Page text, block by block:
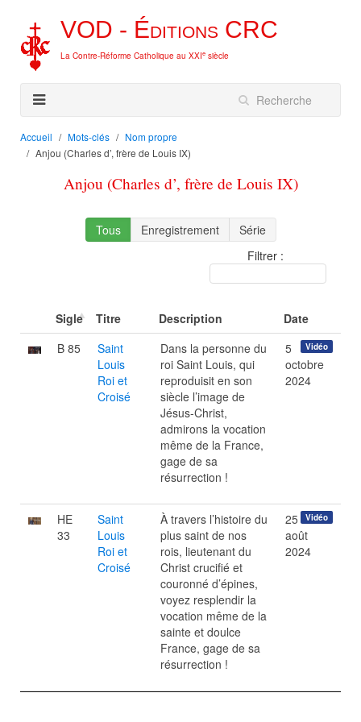
VOD - Éditions CRC
La Contre-Réforme Catholique au XXIe siècle
Accueil Mots-clés
Nom propre
Anjou (Charles d’, frère de Louis IX)
Anjou (Charles d’, frère de Louis IX)
Tous Enregistrement
Série
Filtrer :
Sigle Titre Description
Date
B 85
Saint
Louis
Roi et
Croisé
Dans la personne du
roi Saint Louis, qui
reproduisit en son
siècle l’image de
Jésus-Christ,
admirons la vocation
même de la France,
gage de sa
résurrection !
Vidéo
5
octobre
2024
HE
33
Saint
Louis
Roi et
Croisé
À travers l’histoire du
plus saint de nos
rois, lieutenant du
Christ crucifié et
couronné d’épines,
voyez resplendir la
vocation même de la
sainte et doulce
France, gage de sa
résurrection !
Vidéo
25
août
2024